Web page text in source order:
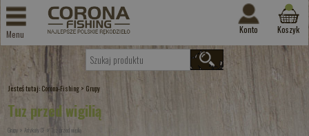
Menu Konto Koszyk
Jesteś tutaj: Corona-Fishing > Grupy
Tuz przed wigilią
Grupy »Artykuły CF » Tuz przed wigilią